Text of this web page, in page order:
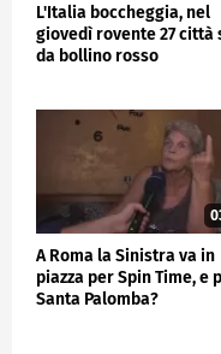
L'Italia boccheggia, nel
giovedì rovente 27 città
da bollino rosso
A Roma la Sinistra va in
piazza per Spin Time, e
Santa Palomba?